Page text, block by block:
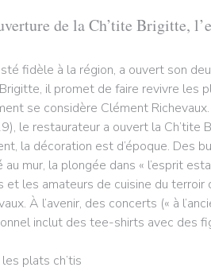
de la Ch’tite Brigitte,
fidèle à la région, a ouvert son
il promet de faire revivre les
se considère Clément
le restaurateur a ouvert la Ch’tite
la décoration est d’époque. Des
mur, la plongée dans « l’esprit
les amateurs de cuisine du terroir
À l’avenir, des concerts (« à
inclut des tee-shirts avec des
plats ch’tis